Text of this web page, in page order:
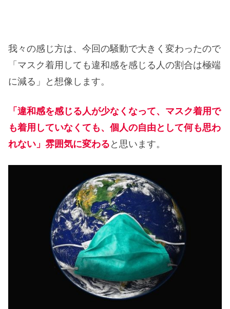
我々の感じ方は、今回の騒動で大きく変わったので
「マスク着用しても違和感を感じる人の割合は極端
に減る」と想像します。
「違和感を感じる人が少なくなって、マスク着用で
も着用していなくても、個人の自由として何も思わ
れない」雰囲気に変わる と思います。